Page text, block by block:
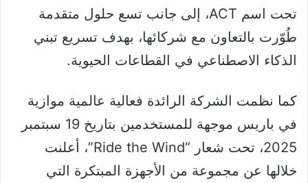
تحت اسم ACT، إلى جانب تسع حلول متقدمة
طُوّرت بالتعاون مع شركائها، بهدف تسريع تبني
الذكاء الاصطناعي في القطاعات الحيوية.
كما نظمت الشركة الرائدة فعالية عالمية موازية
في باريس موجهة للمستخدمين بتاريخ 19 سبتمبر
2025، تحت شعار “Ride the Wind”، أعلنت
خلالها عن مجموعة من الأجهزة المبتكرة التي